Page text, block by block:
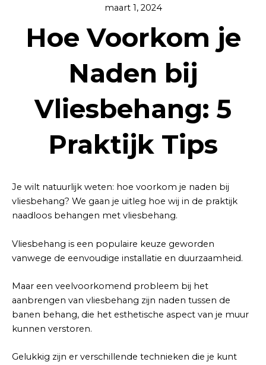
maart 1, 2024
Hoe Voorkom je
Naden bij
Vliesbehang: 5
Praktijk Tips
Je wilt natuurlijk weten: hoe voorkom je naden bij
vliesbehang? We gaan je uitleg hoe wij in de praktijk
naadloos behangen met vliesbehang.
Vliesbehang is een populaire keuze geworden
vanwege de eenvoudige installatie en duurzaamheid.
Maar een veelvoorkomend probleem bij het
aanbrengen van vliesbehang zijn naden tussen de
banen behang, die het esthetische aspect van je muur
kunnen verstoren.
Gelukkig zijn er verschillende technieken die je kunt